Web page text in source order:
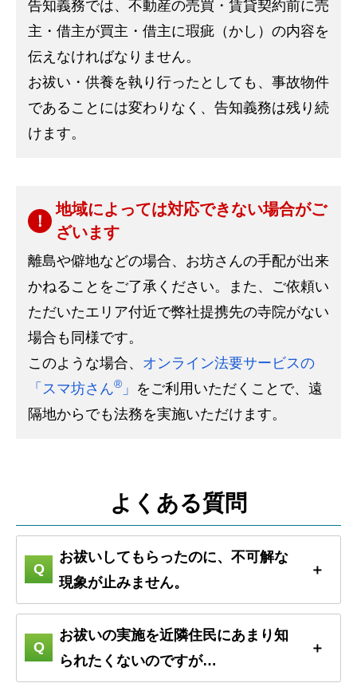
告知義務では、不動産の売買・賃貸契約前に売
主・借主が買主・借主に瑕疵（かし）の内容を
伝えなければなりません。
お祓い・供養を執り行ったとしても、事故物件
であることには変わりなく、告知義務は残り続
けます。
地域によっては対応できない場合がご
ざいます
離島や僻地などの場合、お坊さんの手配が出来
かねることをご了承ください。また、ご依頼い
ただいたエリア付近で弊社提携先の寺院がない
場合も同様です。
このような場合、 オンライン法要サービスの
「スマ坊さん® 」 をご利用いただくことで、遠
隔地からでも法務を実施いただけます。
よくある質問
お祓いしてもらったのに、不可解な
現象が止みません。
お祓いの実施を近隣住民にあまり知
られたくないのですが…